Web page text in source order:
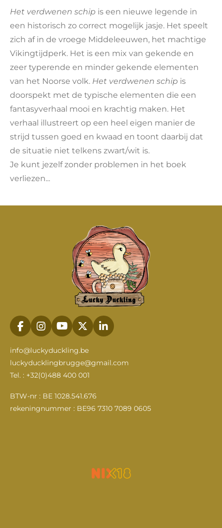
Het verdwenen schip is een nieuwe legende in
een historisch zo correct mogelijk jasje. Het speelt
zich af in de vroege Middeleeuwen, het machtige
Vikingtijdperk. Het is een mix van gekende en
zeer typerende en minder gekende elementen
van het Noorse volk. Het verdwenen schip is
doorspekt met de typische elementen die een
fantasyverhaal mooi en krachtig maken. Het
verhaal illustreert op een heel eigen manier de
strijd tussen goed en kwaad en toont daarbij dat
de situatie niet telkens zwart/wit is.
Je kunt jezelf zonder problemen in het boek
verliezen...
F
a
c
e
b
o
k
I
n
s
t
a
g
a
m
Y
o
u
u
b
X
L
i
e
info@luckyduckling.be
luckyducklingbrugge@gmail.com
Tel. : +32(0)488 400 001
BTW-nr : BE 1028.541.676
rekeningnummer : BE96 7310 7089 0605